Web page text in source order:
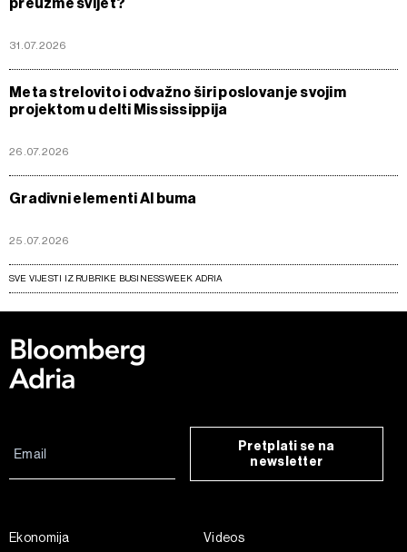
31.07.2026
Meta strelovito i odvažno širi poslovanje svojim
projektom u delti Mississippija
26.07.2026
Gradivni elementi AI buma
25.07.2026
SVE VIJESTI IZ RUBRIKE BUSINESSWEEK ADRIA
Pretplati se na
newsletter
Ekonomija
Videos